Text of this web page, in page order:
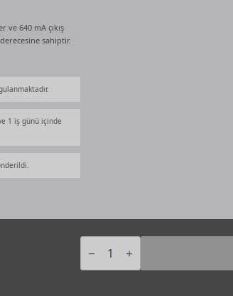
ve 640 mA çıkış
sahiptir.
1 iş günü içinde
ABB
KNX
Kaynağı